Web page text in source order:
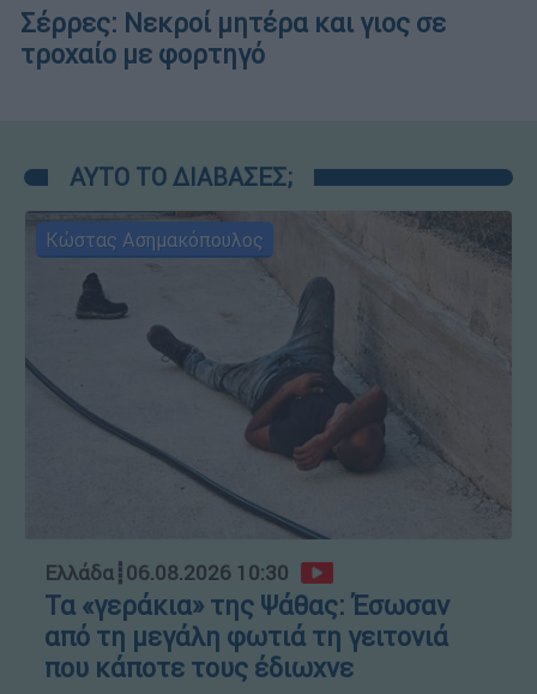
Σέρρες: Νεκροί μητέρα και γιος σε
τροχαίο με φορτηγό
ΑΥΤΟ ΤΟ ΔΙΑΒΑΣΕΣ;
Κώστας Ασημακόπουλος
Ελλάδα┋06.08.2026 10:30
Τα «γεράκια» της Ψάθας: Έσωσαν
από τη μεγάλη φωτιά τη γειτονιά
που κάποτε τους έδιωχνε